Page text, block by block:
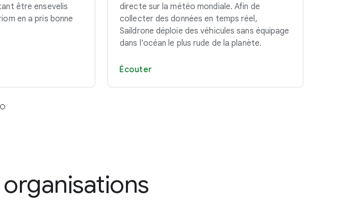
être ensevelis
en a pris bonne
directe sur la météo mondiale. Afin de
collecter des données en temps réel,
Saildrone déploie des véhicules sans équipage
dans l'océan le plus rude de la planète.
Écouter